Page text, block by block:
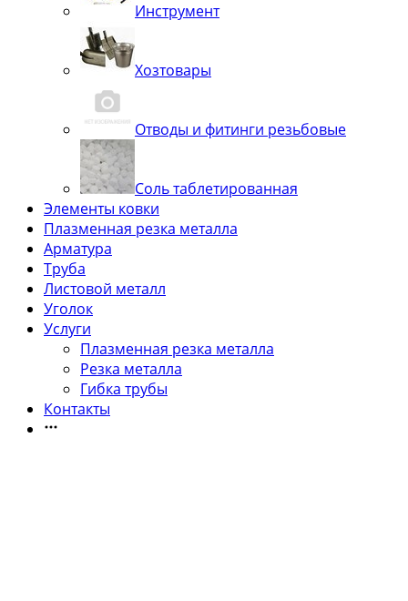
Инструмент
Хозтовары
Отводы и фитинги резьбовые
Соль таблетированная
Элементы ковки
Плазменная резка металла
Арматура
Труба
Листовой металл
Уголок
Услуги
Плазменная резка металла
Резка металла
Гибка трубы
Контакты